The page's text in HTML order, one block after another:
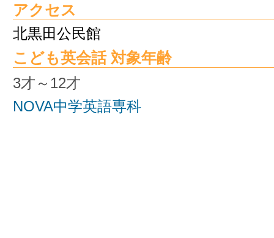
アクセス
北黒田公民館
こども英会話 対象年齢
3才～12才
NOVA中学英語専科